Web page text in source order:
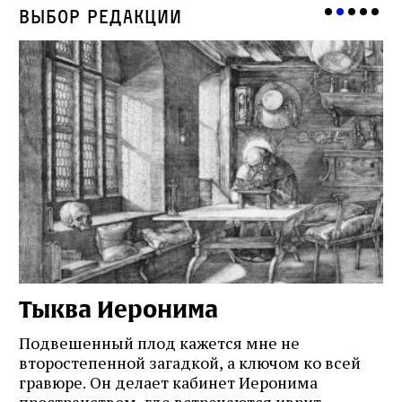
Выбор редакции
Тыква Иеронима
Подвешенный плод кажется мне не
второстепенной загадкой, а ключом ко всей
гравюре. Он делает кабинет Иеронима